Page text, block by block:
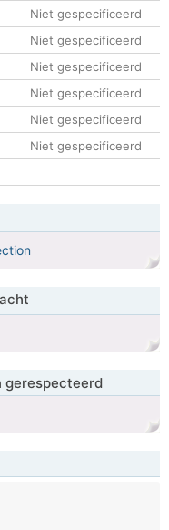
Niet gespecificeerd
Niet gespecificeerd
Niet gespecificeerd
Niet gespecificeerd
Niet gespecificeerd
Niet gespecificeerd
gerespecteerd